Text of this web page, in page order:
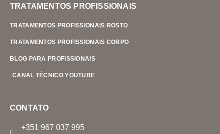
TRATAMENTOS PROFISSIONAIS
TRATAMENTOS PROFISSIONAIS ROSTO
TRATAMENTOS PROFISSIONAIS CORPO
BLOG PARA PROFISSIONAIS
CANAL TÉCNICO YOUTUBE
CONTATO
+351 967 037 995